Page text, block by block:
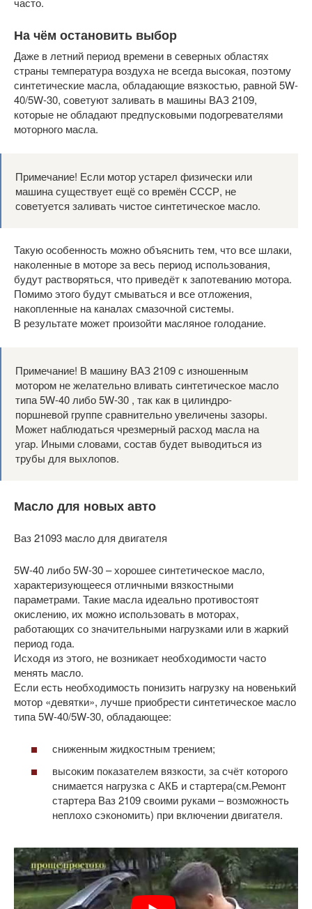
На чём остановить выбор
Даже в летний период времени в северных областях
страны температура воздуха не всегда высокая, поэтому
синтетические масла, обладающие вязкостью, равной 5W-
40/5W-30, советуют заливать в машины ВАЗ 2109,
которые не обладают предпусковыми подогревателями
моторного масла.
Примечание! Если мотор устарел физически или
машина существует ещё со времён СССР, не
советуется заливать чистое синтетическое масло.
Такую особенность можно объяснить тем, что все шлаки,
наколенные в моторе за весь период использования,
будут растворяться, что приведёт к запотеванию мотора.
Помимо этого будут смываться и все отложения,
накопленные на каналах смазочной системы.
В результате может произойти масляное голодание.
Примечание! В машину ВАЗ 2109 с изношенным
мотором не желательно вливать синтетическое масло
типа 5W-40 либо 5W-30 , так как в цилиндро-
поршневой группе сравнительно увеличены зазоры.
Может наблюдаться чрезмерный расход масла на
угар. Иными словами, состав будет выводиться из
трубы для выхлопов.
Масло для новых авто
Ваз 21093 масло для двигателя
5W-40 либо 5W-30 – хорошее синтетическое масло,
характеризующееся отличными вязкостными
параметрами. Такие масла идеально противостоят
окислению, их можно использовать в моторах,
работающих со значительными нагрузками или в жаркий
период года.
Исходя из этого, не возникает необходимости часто
менять масло.
Если есть необходимость понизить нагрузку на новенький
мотор «девятки», лучше приобрести синтетическое масло
типа 5W-40/5W-30, обладающее:
сниженным жидкостным трением;
высоким показателем вязкости, за счёт которого
снимается нагрузка с АКБ и стартера(см.Ремонт
стартера Ваз 2109 своими руками – возможность
неплохо сэкономить) при включении двигателя.